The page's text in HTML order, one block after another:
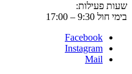
שעות פעילות:
בימי חול 9:30 – 17:00
Facebook
Instagram
Mail